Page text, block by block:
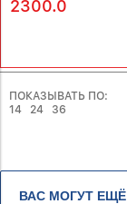
2300.0
ПОКАЗЫВАТЬ ПО:
14
24 36
ВАС МОГУТ